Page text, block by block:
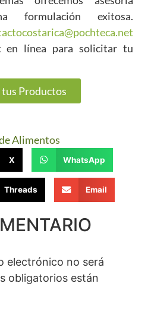
formulación exitosa.
en línea para solicitar tu
Productos
Alimentos
X WhatsApp
Threads Email
electrónico no será
obligatorios están